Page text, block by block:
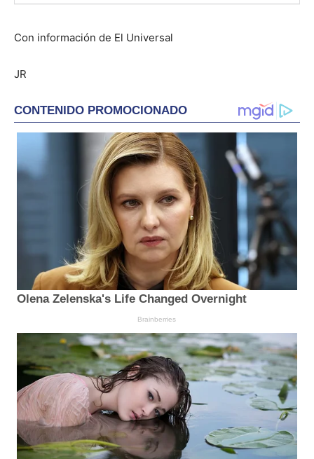
Con información de El Universal
JR